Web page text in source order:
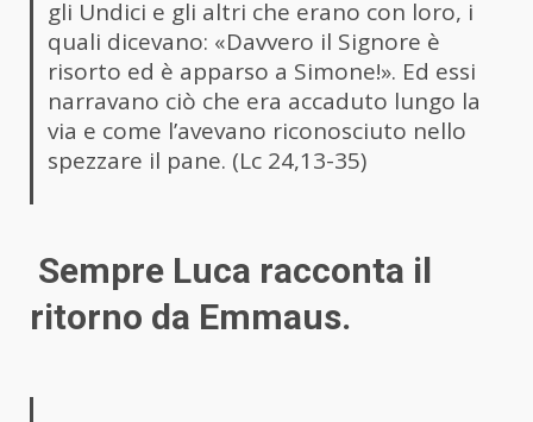
gli Undici e gli altri che erano con loro, i
quali dicevano: «Davvero il Signore è
risorto ed è apparso a Simone!». Ed essi
narravano ciò che era accaduto lungo la
via e come l’avevano riconosciuto nello
spezzare il pane. (Lc 24,13-35)
Sempre Luca racconta il
ritorno da Emmaus.